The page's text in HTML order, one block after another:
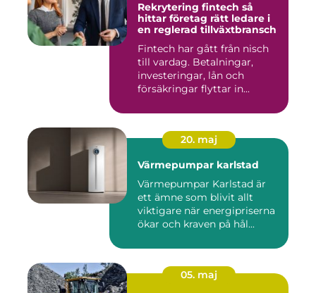
Rekrytering fintech så
hittar företag rätt ledare i
en reglerad tillväxtbransch
Fintech har gått från nisch
till vardag. Betalningar,
investeringar, lån och
försäkringar flyttar in...
20. maj
Värmepumpar karlstad
Värmepumpar Karlstad är
ett ämne som blivit allt
viktigare när energipriserna
ökar och kraven på hål...
05. maj